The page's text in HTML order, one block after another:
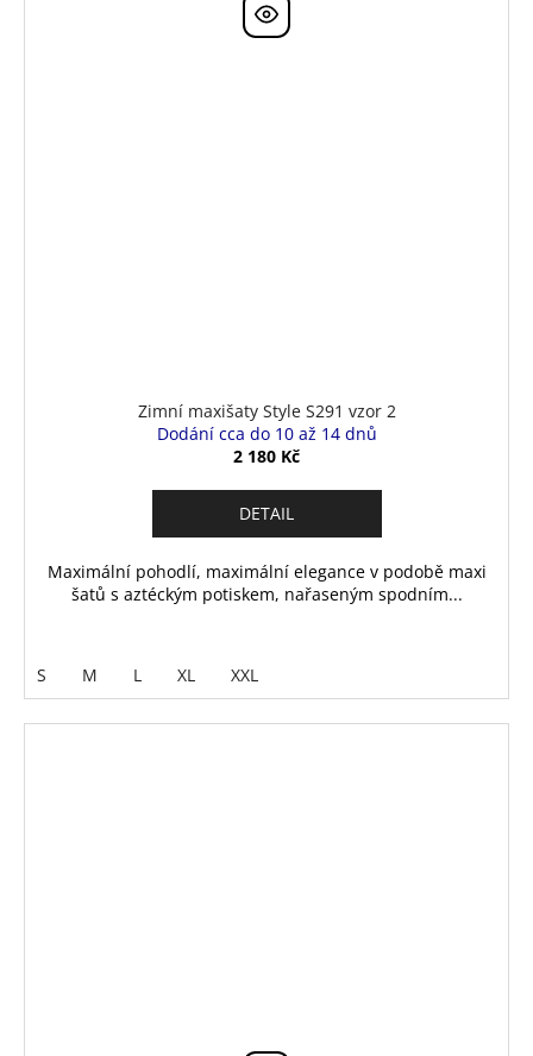
Zimní maxišaty Style S291 vzor 2
Dodání cca do 10 až 14 dnů
2 180 Kč
DETAIL
Maximální pohodlí, maximální elegance v podobě maxi
šatů s aztéckým potiskem, nařaseným spodním...
S M L XL XXL